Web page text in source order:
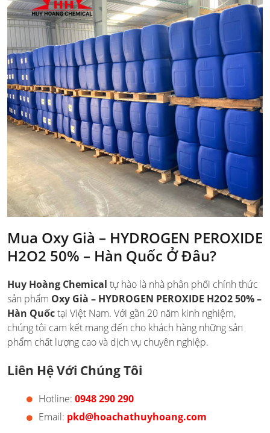
Mua Oxy Già – HYDROGEN PEROXIDE
H2O2 50% – Hàn Quốc Ở Đâu?
Huy Hoàng Chemical tự hào là nhà phân phối chính thức
sản phẩm Oxy Già – HYDROGEN PEROXIDE H2O2 50% –
Hàn Quốctại Việt Nam. Với gần 20 năm kinh nghiệm,
chúng tôi cam kết mang đến cho khách hàng những sản
phẩm chất lượng cao và dịch vụ chuyên nghiệp.
Liên Hệ Với Chúng Tôi
Hotline: 0948 290 290
Email: pkd@hoachathuyhoang.com